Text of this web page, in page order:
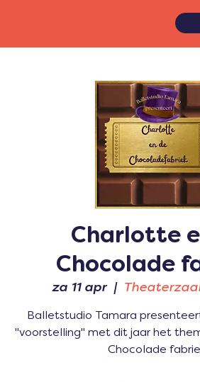
Charlotte
Chocolade
za 11 apr
  |
Balletstudio Tamara
"voorstelling" met dit jaar het
Chocolade